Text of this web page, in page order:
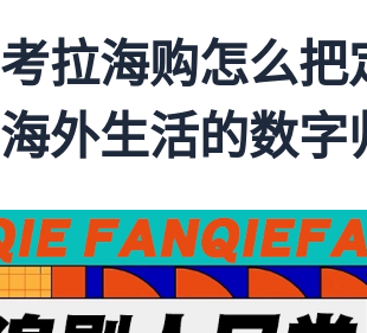
拉海购怎么把
外生活的数字